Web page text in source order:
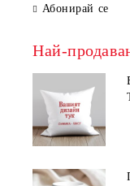
Абонирай се
Най-